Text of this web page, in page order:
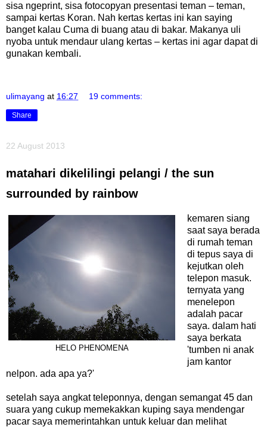
sisa ngeprint, sisa fotocopyan presentasi teman – teman,
sampai kertas Koran. Nah kertas kertas ini kan saying
banget kalau Cuma di buang atau di bakar. Makanya uli
nyoba untuk mendaur ulang kertas – kertas ini agar dapat di
gunakan kembali.
ulimayang at 16:27 19 comments:
Share
22 August 2013
matahari dikelilingi pelangi / the sun
surrounded by rainbow
HELO PHENOMENA
kemaren siang
saat saya berada
di rumah teman
di tepus saya di
kejutkan oleh
telepon masuk.
ternyata yang
menelepon
adalah pacar
saya. dalam hati
saya berkata
'tumben ni anak
jam kantor
nelpon. ada apa ya?'
setelah saya angkat teleponnya, dengan semangat 45 dan
suara yang cukup memekakkan kuping saya mendengar
pacar saya memerintahkan untuk keluar dan melihat